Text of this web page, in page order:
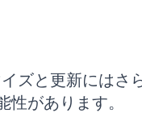
ズと更新にはさ
があります。